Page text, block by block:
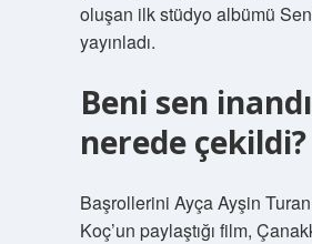
oluşan ilk stüdyo albümü
yayınladı.
Beni sen
nerede çekildi?
Başrollerini Ayça Ayşin
Koç’un paylaştığı film,